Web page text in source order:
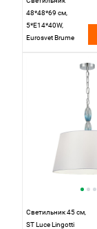
48*48*69 см,
5*E14*40W,
Eurosvet Brume
Светильник 45 см,
ST Luce Lingotti